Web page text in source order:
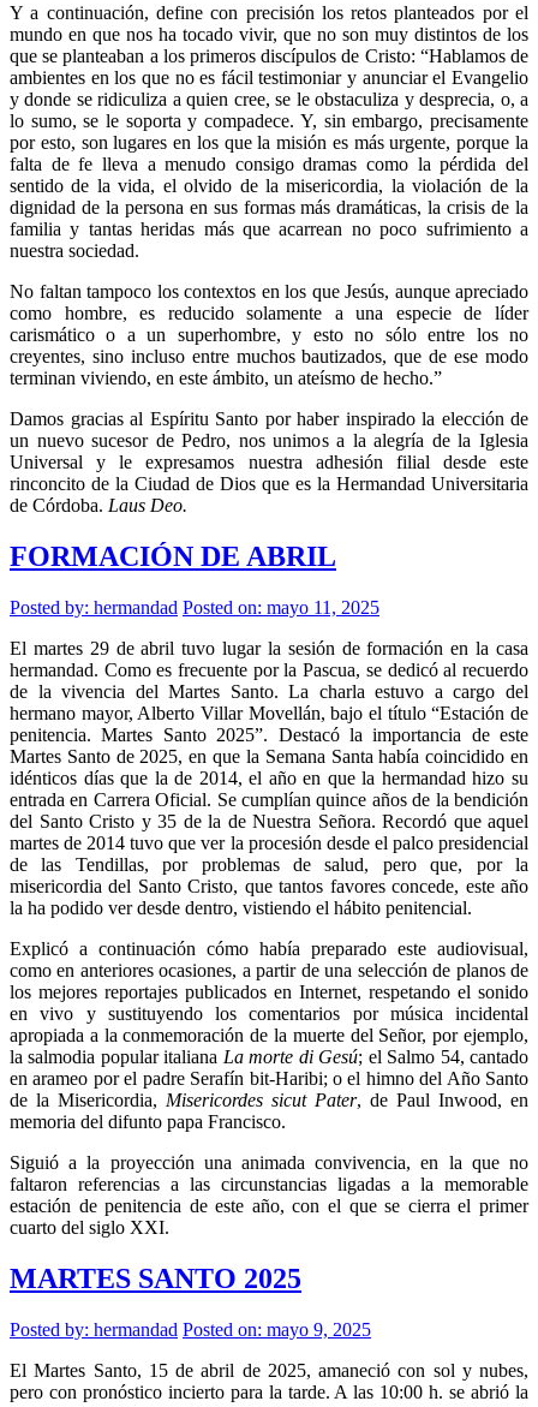
Y a continuación, define con precisión los retos planteados por el
mundo en que nos ha tocado vivir, que no son muy distintos de los
que se planteaban a los primeros discípulos de Cristo: “Hablamos de
ambientes en los que no es fácil testimoniar y anunciar el Evangelio
y donde se ridiculiza a quien cree, se le obstaculiza y desprecia, o, a
lo sumo, se le soporta y compadece. Y, sin embargo, precisamente
por esto, son lugares en los que la misión es más urgente, porque la
falta de fe lleva a menudo consigo dramas como la pérdida del
sentido de la vida, el olvido de la misericordia, la violación de la
dignidad de la persona en sus formas más dramáticas, la crisis de la
familia y tantas heridas más que acarrean no poco sufrimiento a
nuestra sociedad.
No faltan tampoco los contextos en los que Jesús, aunque apreciado
como hombre, es reducido solamente a una especie de líder
carismático o a un superhombre, y esto no sólo entre los no
creyentes, sino incluso entre muchos bautizados, que de ese modo
terminan viviendo, en este ámbito, un ateísmo de hecho.”
Damos gracias al Espíritu Santo por haber inspirado la elección de
un nuevo sucesor de Pedro, nos unimos a la alegría de la Iglesia
Universal y le expresamos nuestra adhesión filial desde este
rinconcito de la Ciudad de Dios que es la Hermandad Universitaria
de Córdoba. Laus Deo.
FORMACIÓN DE ABRIL
Posted by: hermandad Posted on: mayo 11, 2025
El martes 29 de abril tuvo lugar la sesión de formación en la casa
hermandad. Como es frecuente por la Pascua, se dedicó al recuerdo
de la vivencia del Martes Santo. La charla estuvo a cargo del
hermano mayor, Alberto Villar Movellán, bajo el título “Estación de
penitencia. Martes Santo 2025”. Destacó la importancia de este
Martes Santo de 2025, en que la Semana Santa había coincidido en
idénticos días que la de 2014, el año en que la hermandad hizo su
entrada en Carrera Oficial. Se cumplían quince años de la bendición
del Santo Cristo y 35 de la de Nuestra Señora. Recordó que aquel
martes de 2014 tuvo que ver la procesión desde el palco presidencial
de las Tendillas, por problemas de salud, pero que, por la
misericordia del Santo Cristo, que tantos favores concede, este año
la ha podido ver desde dentro, vistiendo el hábito penitencial.
Explicó a continuación cómo había preparado este audiovisual,
como en anteriores ocasiones, a partir de una selección de planos de
los mejores reportajes publicados en Internet, respetando el sonido
en vivo y sustituyendo los comentarios por música incidental
apropiada a la conmemoración de la muerte del Señor, por ejemplo,
la salmodia popular italiana La morte di Gesú; el Salmo 54, cantado
en arameo por el padre Serafín bit-Haribi; o el himno del Año Santo
de la Misericordia, Misericordes sicut Pater, de Paul Inwood, en
memoria del difunto papa Francisco.
Siguió a la proyección una animada convivencia, en la que no
faltaron referencias a las circunstancias ligadas a la memorable
estación de penitencia de este año, con el que se cierra el primer
cuarto del siglo XXI.
MARTES SANTO 2025
Posted by: hermandad Posted on: mayo 9, 2025
El Martes Santo, 15 de abril de 2025, amaneció con sol y nubes,
pero con pronóstico incierto para la tarde. A las 10:00 h. se abrió la